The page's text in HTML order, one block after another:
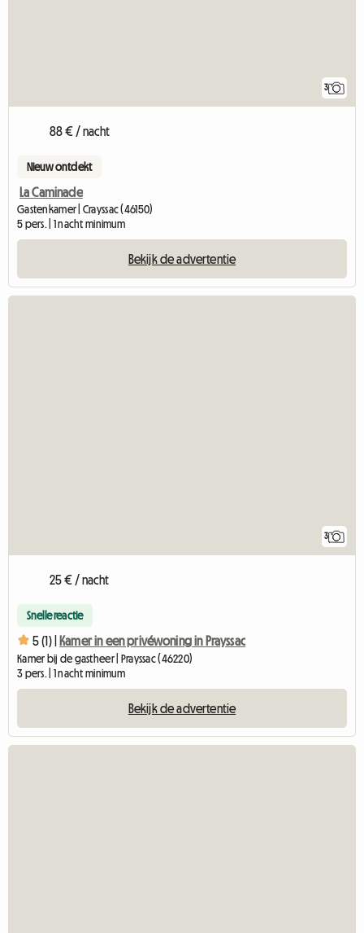
3
88 € / nacht
Nieuw ontdekt
La Caminade
Gastenkamer | Crayssac (46150)
5 pers. | 1 nacht minimum
Bekijk de advertentie
3
25 € / nacht
Snelle reactie
5 (1) | Kamer in een privéwoning in Prayssac
Kamer bij de gastheer | Prayssac (46220)
3 pers. | 1 nacht minimum
Bekijk de advertentie